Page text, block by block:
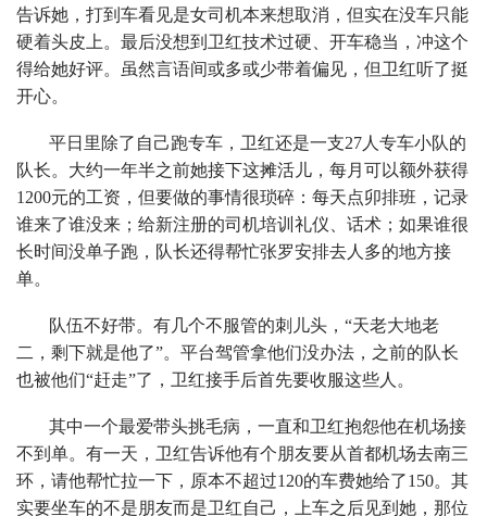
告诉她，打到车看见是女司机本来想取消，但实在没车只能
硬着头皮上。最后没想到卫红技术过硬、开车稳当，冲这个
得给她好评。虽然言语间或多或少带着偏见，但卫红听了挺
开心。
平日里除了自己跑专车，卫红还是一支27人专车小队的
队长。大约一年半之前她接下这摊活儿，每月可以额外获得
1200元的工资，但要做的事情很琐碎：每天点卯排班，记录
谁来了谁没来；给新注册的司机培训礼仪、话术；如果谁很
长时间没单子跑，队长还得帮忙张罗安排去人多的地方接
单。
队伍不好带。有几个不服管的刺儿头，“天老大地老
二，剩下就是他了”。平台驾管拿他们没办法，之前的队长
也被他们“赶走”了，卫红接手后首先要收服这些人。
其中一个最爱带头挑毛病，一直和卫红抱怨他在机场接
不到单。有一天，卫红告诉他有个朋友要从首都机场去南三
环，请他帮忙拉一下，原本不超过120的车费她给了150。其
实要坐车的不是朋友而是卫红自己，上车之后见到她，那位